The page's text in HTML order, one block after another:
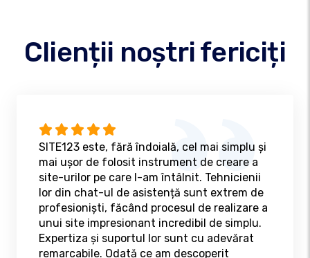
Clienții noștri fericiți
SITE123 este, fără îndoială, cel mai simplu și
mai ușor de folosit instrument de creare a
site-urilor pe care l-am întâlnit. Tehnicienii
lor din chat-ul de asistență sunt extrem de
profesioniști, făcând procesul de realizare a
unui site impresionant incredibil de simplu.
Expertiza și suportul lor sunt cu adevărat
remarcabile. Odată ce am descoperit